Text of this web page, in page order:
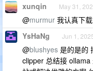
xunqin May 31,
@murmur 我认真下
YsHaNg Jun 1,
@blushyes 是的是的
clipper 总结接